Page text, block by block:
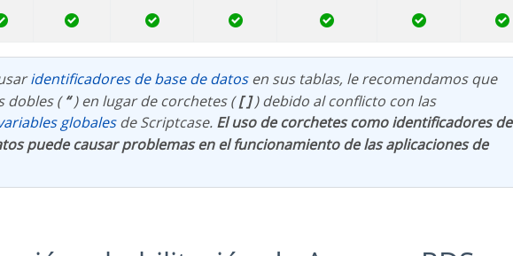
identificadores de base de datosen sus tablas, le recomendamos que
dobles (“) en lugar de corchetes ([ ]) debido al conflicto con las
globalesde Scriptcase. El uso de corchetes como identificadores de
puede causar problemas en el funcionamiento de las aplicaciones de